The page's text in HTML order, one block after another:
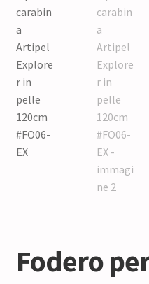
Fodero